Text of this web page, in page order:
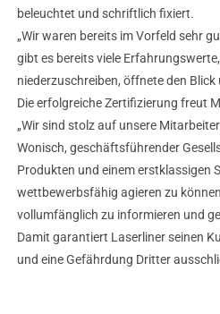
beleuchtet und schriftlich fixiert.
„Wir waren bereits im Vorfeld sehr
gibt es bereits viele
niederzuschreiben, öffnete den
Die erfolgreiche Zertifizierung freut
„Wir sind stolz auf unsere
Wonisch, geschäftsführender
Produkten und einem erstklassigen
wettbewerbsfähig agieren zu
vollumfänglich zu informieren und
Damit garantiert Laserliner seinen
und eine Gefährdung Dritter